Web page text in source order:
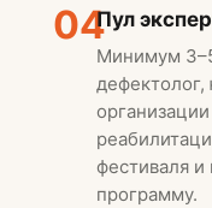
04Пул
Минимум
дефектолог,
фестиваля
программу.